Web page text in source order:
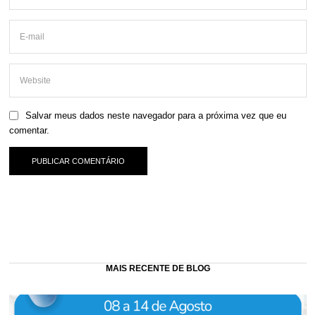
Salvar meus dados neste navegador para a próxima vez que eu
comentar.
MAIS RECENTE DE BLOG